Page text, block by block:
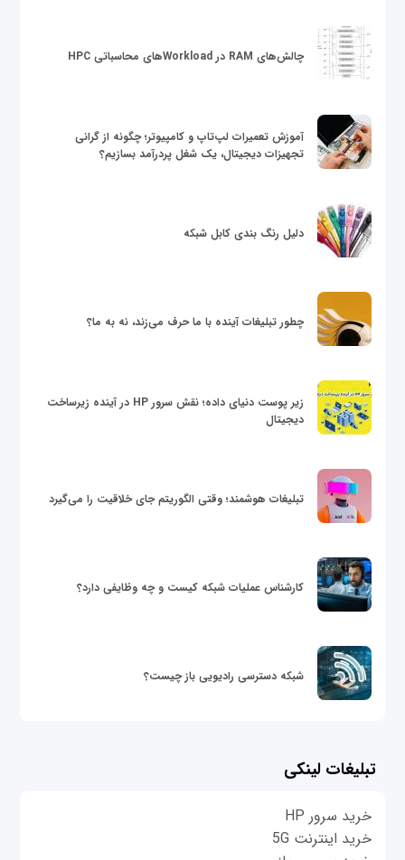
چالش‌های RAM در Workloadهای محاسباتی HPC
آموزش تعمیرات لپ‌تاپ و کامپیوتر؛ چگونه از گرانی
تجهیزات دیجیتال، یک شغل پردرآمد بسازیم؟
دلیل رنگ بندی کابل شبکه
چطور تبلیغات آینده با ما حرف می‌زند، نه به ما؟
زیر پوست دنیای داده؛ نقش سرور HP در آینده زیرساخت
دیجیتال
تبلیغات هوشمند؛ وقتی الگوریتم جای خلاقیت را می‌گیرد
کارشناس عملیات شبکه کیست و چه وظایفی دارد؟
شبکه دسترسی رادیویی باز چیست؟
تبلیغات لینکی
خرید سرور HP
خرید اینترنت 5G